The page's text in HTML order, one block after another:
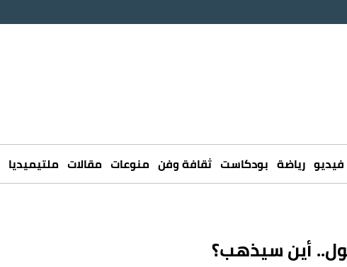
فيديو رياضة بودكاست ثقافة وفن منوعات مقالات ملتيميديا
أين سيذهب؟